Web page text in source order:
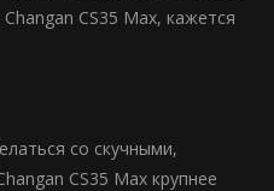
CS35 Max, кажется
со скучными,
CS35 Max крупнее